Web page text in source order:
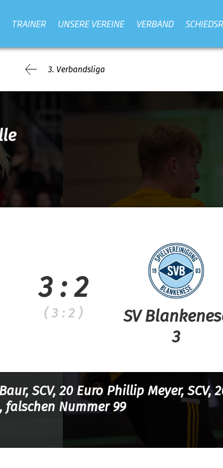
TRAINER UNSERE VEREINE VERBAND
3. Verbandsliga
3 : 2
( 3 : 2 )
SV
3
SCV, 20 Euro Phillip Meyer, SCV,
falschen Nummer 99